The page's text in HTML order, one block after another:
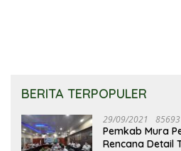
BERITA TERPOPULER
29/09/2021
Pemkab Mura
Rencana Detail